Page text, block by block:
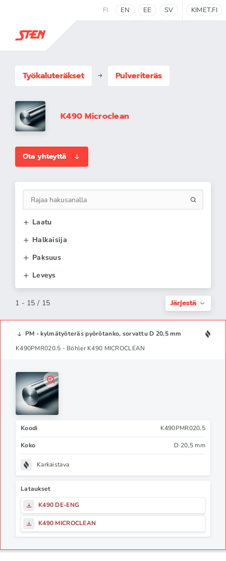
FI EN EE SV KIMET.FI
Työkaluteräkset Pulveriteräs
K490 Microclean
Ota yhteyttä
Laatu
Halkaisija
Paksuus
Leveys
1 - 15 / 15 Järjestä
PM - kylmätyöteräs pyörötanko, sorvattu D 20,5 mm
K490PMR020.5 - Böhler K490 MICROCLEAN
Koodi K490PMR020.5
Koko D 20,5 mm
Karkaistava
Lataukset
K490 DE-ENG
K490 MICROCLEAN